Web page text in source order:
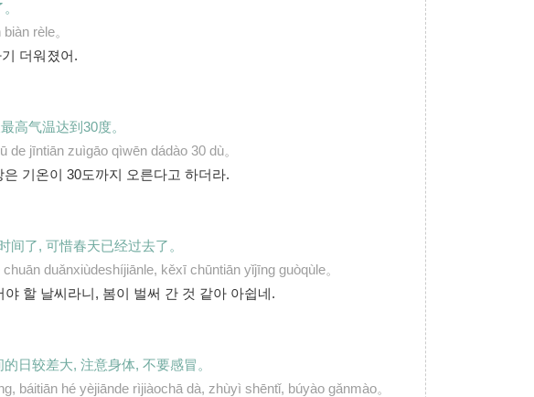
rèle。
더워졌어.
高气温达到30度。
de jīntiān zuìgāo qìwēn dádào 30 dù。
기온이 30도까지 오른다고 하더라.
间了, 可惜春天已经过去了。
duǎnxiùdeshíjiānle, kěxī chūntiān yǐjīng guòqùle。
할 날씨라니, 봄이 벌써 간 것 같아 아쉽네.
日较差大, 注意身体, 不要感冒。
báitiān hé yèjiānde rìjiàochā dà, zhùyì shēntǐ, búyào gǎnmào。